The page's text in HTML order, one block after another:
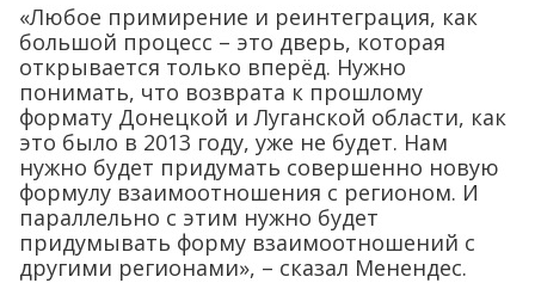
«Любое примирение и реинтеграция, как
большой процесс – это дверь, которая
открывается только вперёд. Нужно
понимать, что возврата к прошлому
формату Донецкой и Луганской области, как
это было в 2013 году, уже не будет. Нам
нужно будет придумать совершенно новую
формулу взаимоотношения с регионом. И
параллельно с этим нужно будет
придумывать форму взаимоотношений с
другими регионами», – сказал Менендес.